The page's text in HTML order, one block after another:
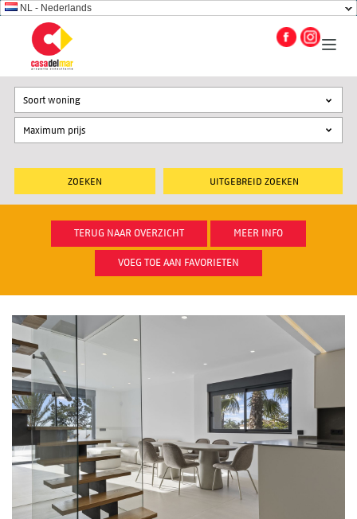
NL - Nederlands
UITGEBREID ZOEKEN
Soort woning
TERUG NAAR OVERZICHT MEER INFO
VOEG TOE AAN FAVORIETEN